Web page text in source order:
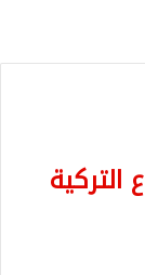
التركية